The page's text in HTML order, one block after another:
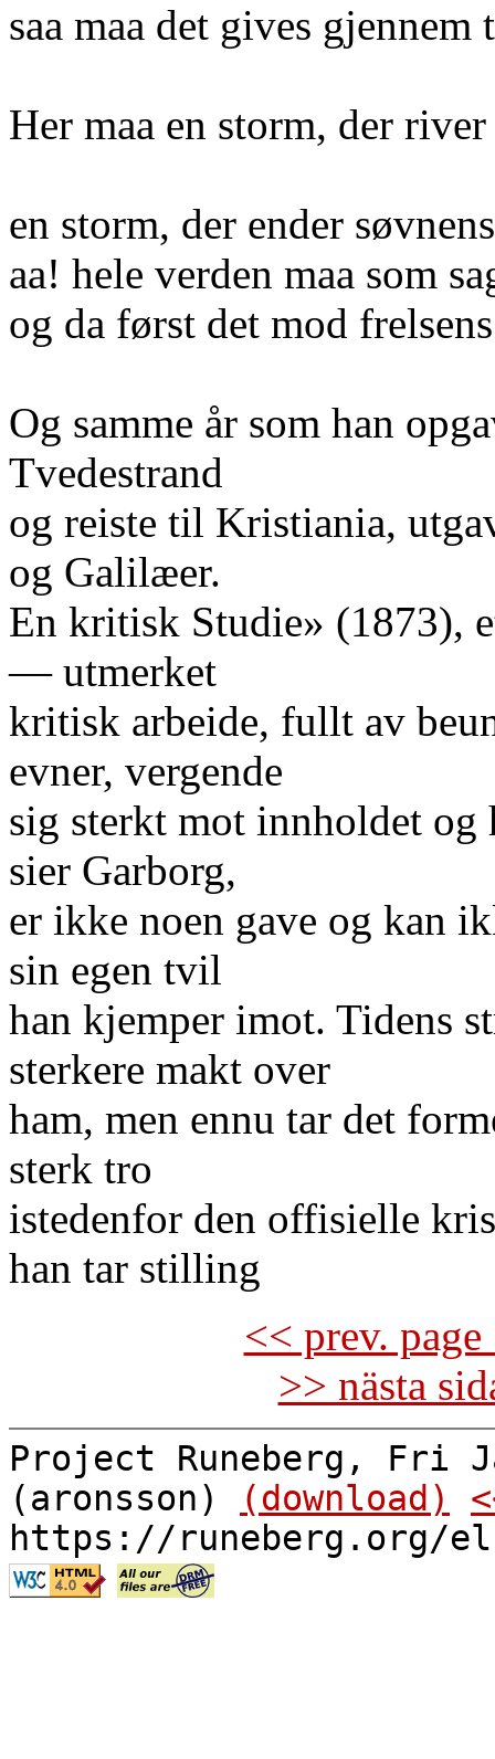
saa maa det gives gjennem
Her maa en storm, der
en storm, der ender
aa! hele verden maa som
og da først det mod
Og samme år som han
Tvedestrand
og reiste til Kristiania,
og Galilæer.
En kritisk Studie» (1873),
— utmerket
kritisk arbeide, fullt av
evner, vergende
sig sterkt mot innholdet
sier Garborg,
er ikke noen gave og kan
sin egen tvil
han kjemper imot. Tidens
sterkere makt over
ham, men ennu tar det
sterk tro
istedenfor den offisielle
han tar stilling
<< prev.
>> nästa
Project Runeberg, Fri
(aronsson)
(download)
https://runeberg.org/